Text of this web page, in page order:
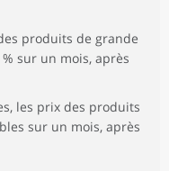
produits de grande
sur un mois, après
les prix des produits
sur un mois, après